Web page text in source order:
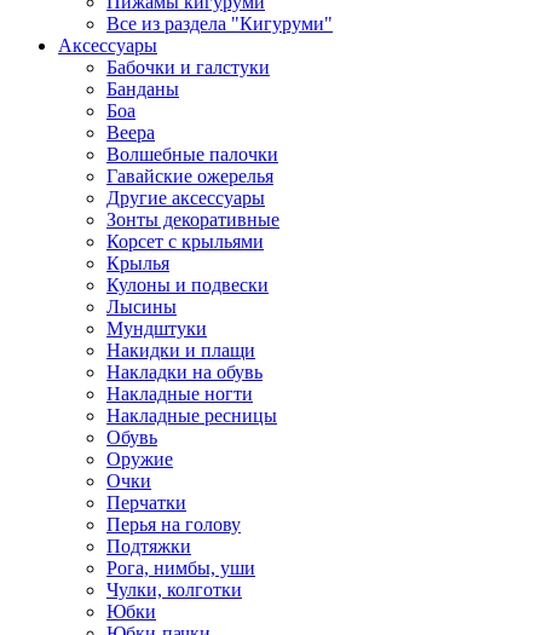
Все из раздела "Кигуруми"
Аксессуары
Бабочки и галстуки
Банданы
Боа
Веера
Волшебные палочки
Гавайские ожерелья
Другие аксессуары
Зонты декоративные
Корсет с крыльями
Крылья
Кулоны и подвески
Лысины
Мундштуки
Накидки и плащи
Накладки на обувь
Накладные ногти
Накладные ресницы
Обувь
Оружие
Очки
Перчатки
Перья на голову
Подтяжки
Рога, нимбы, уши
Чулки, колготки
Юбки